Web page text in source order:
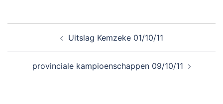
Uitslag Kemzeke 01/10/11
provinciale kampioenschappen 09/10/11